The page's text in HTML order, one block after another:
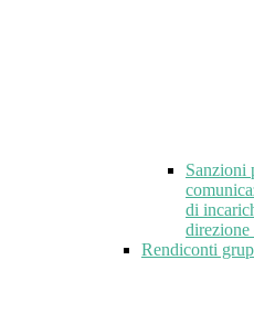
Sanzioni
di
Rendiconti